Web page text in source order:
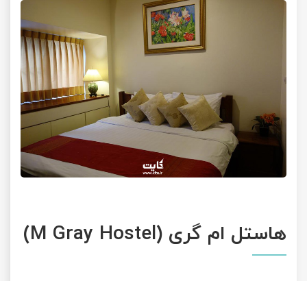
هاستل ام گری (M Gray Hostel)